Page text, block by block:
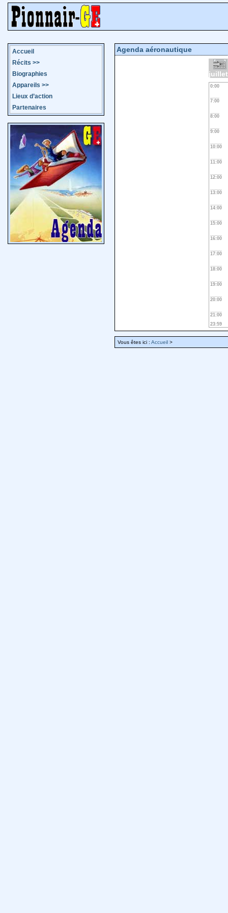
Accueil
Récits >>
Biographies
Appareils >>
Lieux d’action
Partenaires
Agenda aéronautique
0:00
7:00
8:00
9:00
10:00
11:00
12:00
13:00
14:00
15:00
16:00
17:00
18:00
19:00
20:00
21:00
23:59
Vous êtes ici : Accueil >